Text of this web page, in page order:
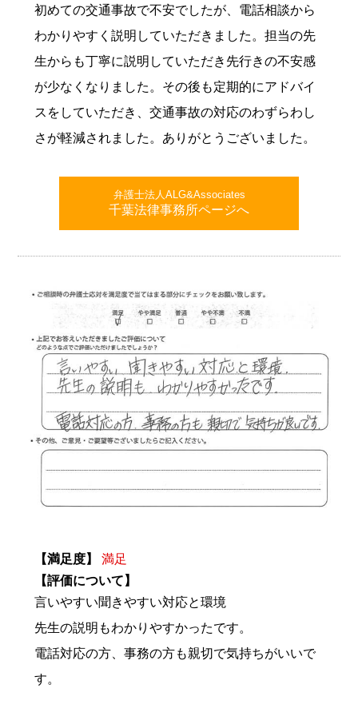
初めての交通事故で不安でしたが、電話相談から
わかりやすく説明していただきました。担当の先
生からも丁寧に説明していただき先行きの不安感
が少なくなりました。その後も定期的にアドバイ
スをしていただき、交通事故の対応のわずらわし
さが軽減されました。ありがとうございました。
弁護士法人ALG&Associates
千葉法律事務所ページへ
【満足度】
満足
【評価について】
言いやすい聞きやすい対応と環境
先生の説明もわかりやすかったです。
電話対応の方、事務の方も親切で気持ちがいいで
す。